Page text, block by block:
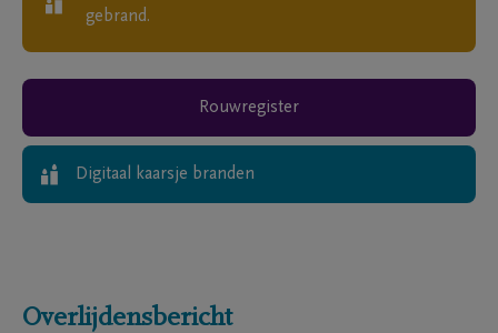
gebrand.
Rouwregister
Digitaal kaarsje branden
Overlijdensbericht